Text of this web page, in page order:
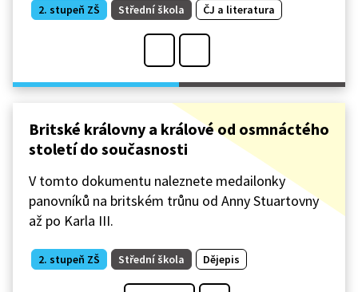
2. stupeň ZŠ Střední škola ČJ a literatura
Britské královny a králové od osmnáctého
století do současnosti
V tomto dokumentu naleznete medailonky
panovníků na britském trůnu od Anny Stuartovny
až po Karla III.
2. stupeň ZŠ Střední škola Dějepis